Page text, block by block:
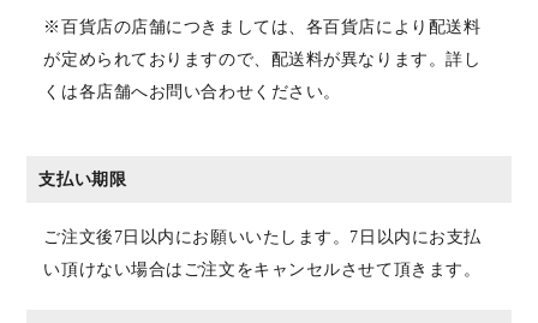
※百貨店の店舗につきましては、各百貨店により配送料
が定められておりますので、配送料が異なります。詳し
くは各店舗へお問い合わせください。
支払い期限
ご注文後7日以内にお願いいたします。7日以内にお支払
い頂けない場合はご注文をキャンセルさせて頂きます。